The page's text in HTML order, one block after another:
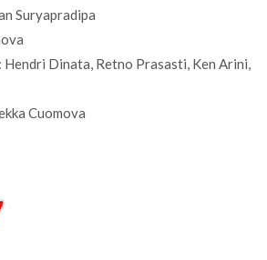
Suryapradipa
Dinata, Retno Prasasti, Ken Arini,
Cuomova